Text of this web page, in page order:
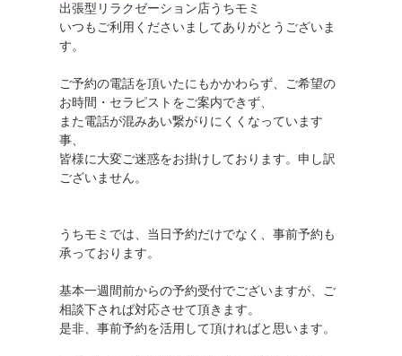
出張型リラクゼーション店うちモミ
いつもご利用くださいましてありがとうございま
す。
ご予約の電話を頂いたにもかかわらず、ご希望の
お時間・セラピストをご案内できず、
また電話が混みあい繋がりにくくなっています
事、
皆様に大変ご迷惑をお掛けしております。申し訳
ございません。
うちモミでは、当日予約だけでなく、事前予約も
承っております。
基本一週間前からの予約受付でございますが、ご
相談下されば対応させて頂きます。
是非、事前予約を活用して頂ければと思います。